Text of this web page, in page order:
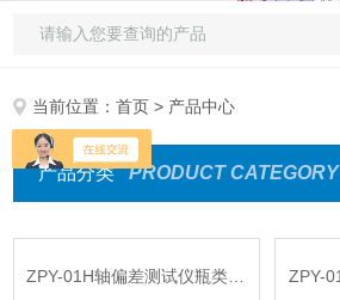
当前位置：首页 > 产品中心
产品分类 PRODUCT CATEGORY